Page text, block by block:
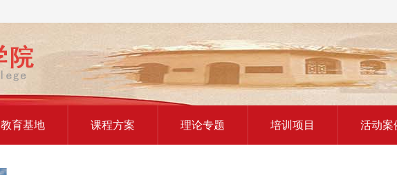
教育基地 课程方案 理论专题 培训项目 活动案